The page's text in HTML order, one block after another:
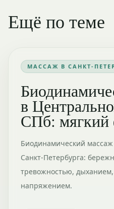
Ещё по теме
МАССАЖ В САНКТ-
в
СПб: мягкий
Биодинамический
Санкт-Петербурга:
тревожностью,
напряжением.